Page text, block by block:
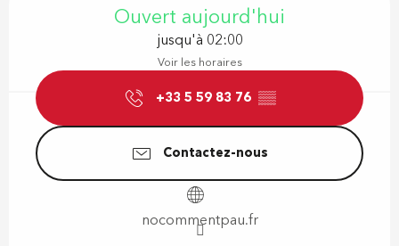
Ouvert aujourd'hui
jusqu'à 02:00
Voir les horaires
+33 5 59 83 76 ▒▒
Contactez-nous
nocommentpau.fr